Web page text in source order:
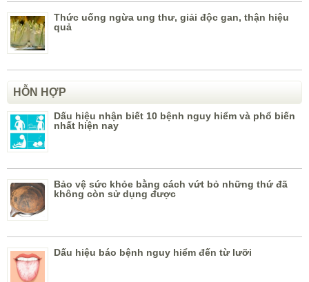
Thức uống ngừa ung thư, giải độc gan, thận hiệu
quả
HỖN HỢP
Dấu hiệu nhận biết 10 bệnh nguy hiểm và phổ biến
nhất hiện nay
Bảo vệ sức khỏe bằng cách vứt bỏ những thứ đã
không còn sử dụng được
Dấu hiệu báo bệnh nguy hiểm đến từ lưỡi